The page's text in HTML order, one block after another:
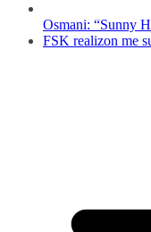
Osmani: “Sunny
FSK realizon me